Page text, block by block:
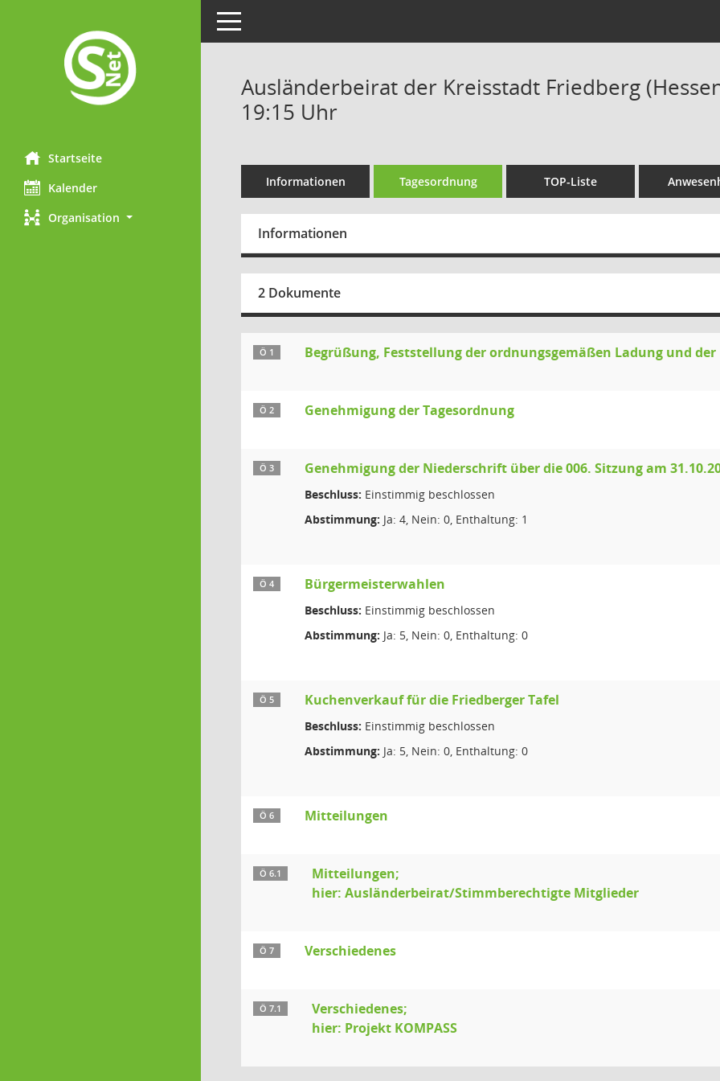
Startseite
Kalender
Organisation
Toggle navigation
Ausländerbeirat der Kreisstadt Friedberg
19:15 Uhr
Informationen Tagesordnung TOP-Liste
Informationen
2 Dokumente
Ö 1 Begrüßung, Feststellung der ordnungsgemäßen Ladung und
Ö 2 Genehmigung der Tagesordnung
Ö 3 Genehmigung der Niederschrift über die 006. Sitzung am
Beschluss: Einstimmig beschlossen
Abstimmung: Ja: 4, Nein: 0, Enthaltung: 1
Ö 4 Bürgermeisterwahlen
Beschluss: Einstimmig beschlossen
Abstimmung: Ja: 5, Nein: 0, Enthaltung: 0
Ö 5 Kuchenverkauf für die Friedberger Tafel
Beschluss: Einstimmig beschlossen
Abstimmung: Ja: 5, Nein: 0, Enthaltung: 0
Ö 6 Mitteilungen
Ö 6.1
Mitteilungen;
hier: Ausländerbeirat/Stimmberechtigte Mitglieder
Ö 7 Verschiedenes
Ö 7.1
Verschiedenes;
hier: Projekt KOMPASS